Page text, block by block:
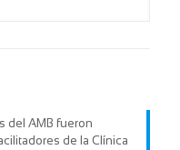
del AMB fueron
de la Clínica